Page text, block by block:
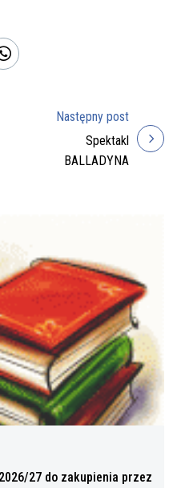
Następny post
Spektakl
BALLADYNA
rok
szkolny
do
zakupienia
przez
rodziców
27 do zakupienia przez